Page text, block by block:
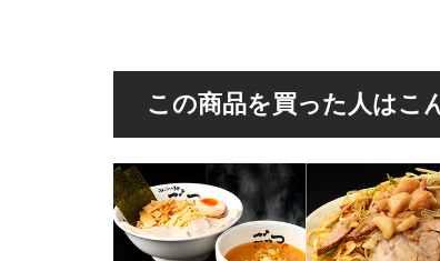
この商品を買った人はこ